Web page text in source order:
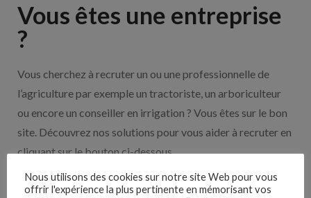
Vous êtes une entreprise
?
Vous cherchez à recruter un ou une professionnelle de
l’agriculture par exemple un tractoriste, un arboriculteur
ou encore un conseiller en irrigation ? Vous êtes sur le bon
site. Découvrez nos solutions pour vous aider à recruter en
cliquant sur le bouton ci-dessous.
Nos solutions entreprises
Nous utilisons des cookies sur notre site Web pour vous
offrir l'expérience la plus pertinente en mémorisant vos